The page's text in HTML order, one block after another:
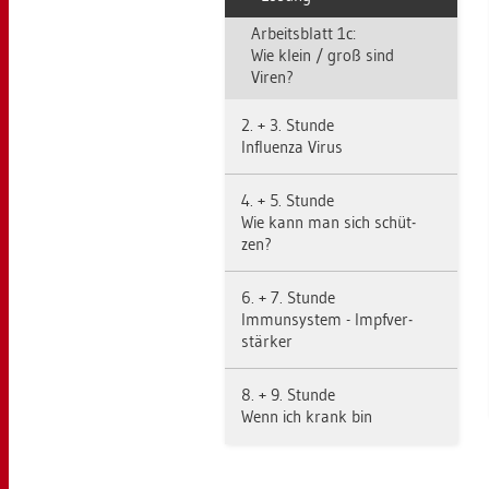
Ar­beits­blatt 1c:
Wie klein / groß sind
Viren?
2. + 3. Stun­de
In­flu­en­za Virus
4. + 5. Stun­de
Wie kann man sich schüt­
zen?
6. + 7. Stun­de
Im­mun­sys­tem - Impf­ver­
stär­ker
8. + 9. Stun­de
Wenn ich krank bin